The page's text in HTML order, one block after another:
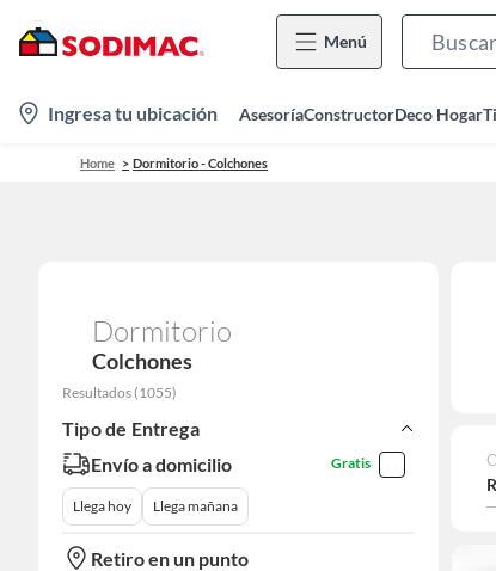
Menú
location-
icon
Ingresa tu ubicación AsesoríaConstructorDeco Hogar
Home Dormitorio - Colchones
Dormitorio
Colchones
Resultados (1055)
Tipo de Entrega
Envío a domicilio
Gratis
Llega hoy Llega mañana
Retiro en un punto